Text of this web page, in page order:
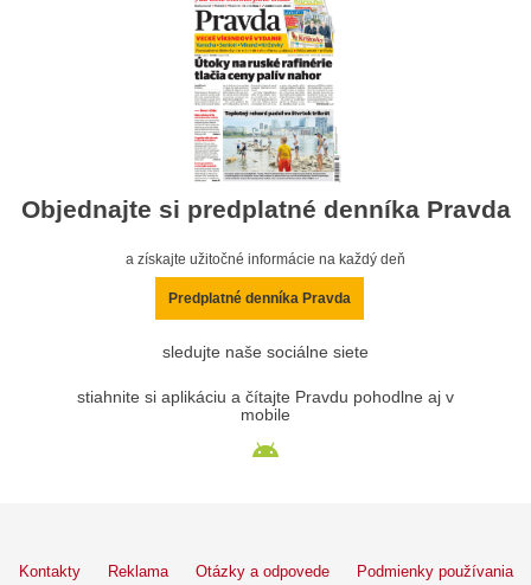
Objednajte si predplatné denníka Pravda
a získajte užitočné informácie na každý deň
Predplatné denníka Pravda
sledujte naše sociálne siete
stiahnite si aplikáciu a čítajte Pravdu pohodlne aj v
mobile
Kontakty Reklama Otázky a odpovede Podmienky používania